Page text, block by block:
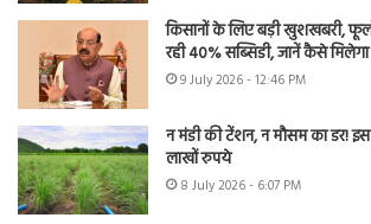
किसानों के लिए बड़ी खुशखबरी,
रही 40% सब्सिडी, जानें कैसे
9 July 2026 - 12:46 PM
न मंडी की टेंशन, न मौसम का डर!
लाखों रुपये
8 July 2026 - 6:07 PM